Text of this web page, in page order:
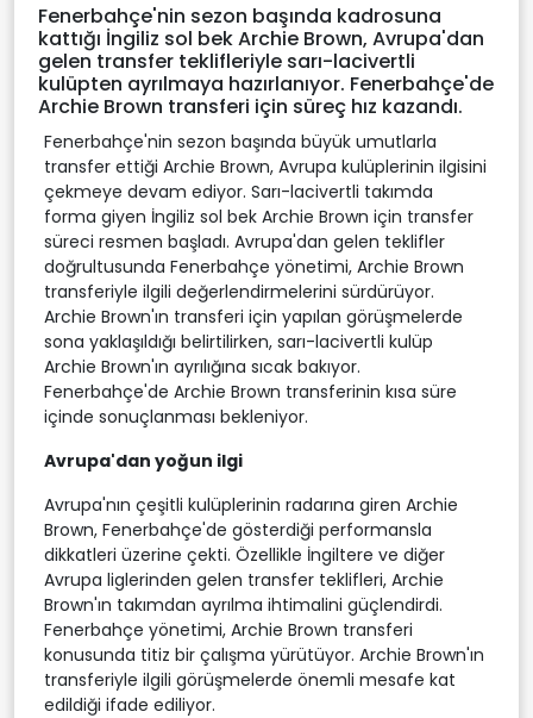
Fenerbahçe'nin sezon başında kadrosuna
kattığı İngiliz sol bek Archie Brown, Avrupa'dan
gelen transfer teklifleriyle sarı-lacivertli
kulüpten ayrılmaya hazırlanıyor. Fenerbahçe'de
Archie Brown transferi için süreç hız kazandı.
Fenerbahçe'nin sezon başında büyük umutlarla
transfer ettiği Archie Brown, Avrupa kulüplerinin ilgisini
çekmeye devam ediyor. Sarı-lacivertli takımda
forma giyen İngiliz sol bek Archie Brown için transfer
süreci resmen başladı. Avrupa'dan gelen teklifler
doğrultusunda Fenerbahçe yönetimi, Archie Brown
transferiyle ilgili değerlendirmelerini sürdürüyor.
Archie Brown'ın transferi için yapılan görüşmelerde
sona yaklaşıldığı belirtilirken, sarı-lacivertli kulüp
Archie Brown'ın ayrılığına sıcak bakıyor.
Fenerbahçe'de Archie Brown transferinin kısa süre
içinde sonuçlanması bekleniyor.
Avrupa'dan yoğun ilgi
Avrupa'nın çeşitli kulüplerinin radarına giren Archie
Brown, Fenerbahçe'de gösterdiği performansla
dikkatleri üzerine çekti. Özellikle İngiltere ve diğer
Avrupa liglerinden gelen transfer teklifleri, Archie
Brown'ın takımdan ayrılma ihtimalini güçlendirdi.
Fenerbahçe yönetimi, Archie Brown transferi
konusunda titiz bir çalışma yürütüyor. Archie Brown'ın
transferiyle ilgili görüşmelerde önemli mesafe kat
edildiği ifade ediliyor.